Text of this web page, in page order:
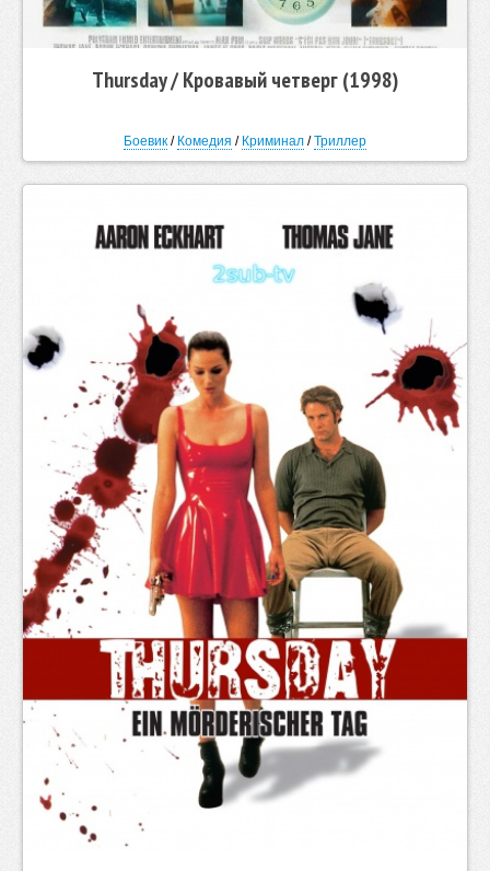
Thursday / Кровавый четверг (1998)
Боевик / Комедия / Криминал /Триллер